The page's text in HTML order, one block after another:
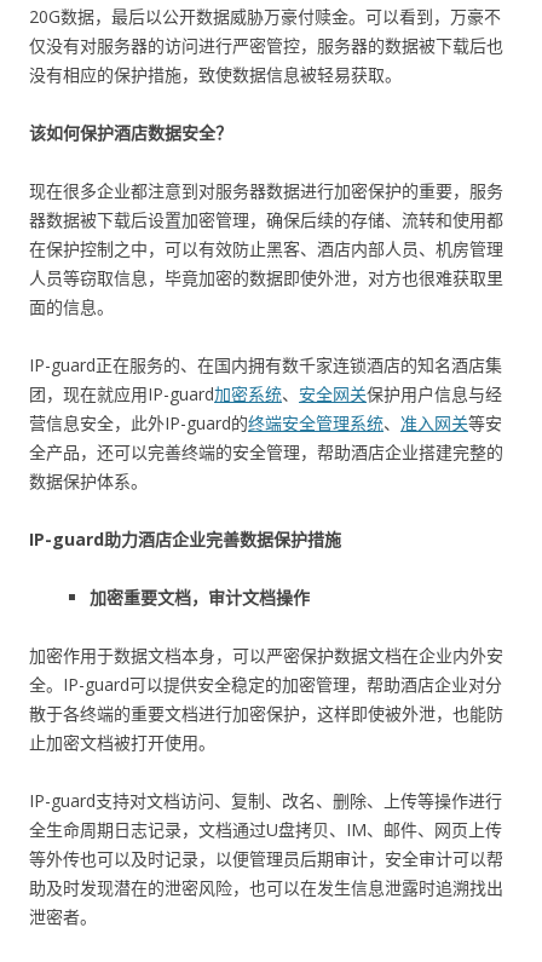
20G数据，最后以公开数据威胁万豪付赎金。可以看到，万豪不
仅没有对服务器的访问进行严密管控，服务器的数据被下载后也
没有相应的保护措施，致使数据信息被轻易获取。
该如何保护酒店数据安全？
现在很多企业都注意到对服务器数据进行加密保护的重要，服务
器数据被下载后设置加密管理，确保后续的存储、流转和使用都
在保护控制之中，可以有效防止黑客、酒店内部人员、机房管理
人员等窃取信息，毕竟加密的数据即使外泄，对方也很难获取里
面的信息。
IP-guard正在服务的、在国内拥有数千家连锁酒店的知名酒店集
团，现在就应用IP-guard加密系统、 安全网关保护用户信息与经
营信息安全，此外IP-guard的终端安全管理系统、 准入网关等安
全产品，还可以完善终端的安全管理，帮助酒店企业搭建完整的
数据保护体系。
IP-guard助力酒店企业完善数据保护措施
加密重要文档，审计文档操作
加密作用于数据文档本身，可以严密保护数据文档在企业内外安
全。IP-guard可以提供安全稳定的加密管理，帮助酒店企业对分
散于各终端的重要文档进行加密保护，这样即使被外泄，也能防
止加密文档被打开使用。
IP-guard支持对文档访问、复制、改名、删除、上传等操作进行
全生命周期日志记录，文档通过U盘拷贝、IM、邮件、网页上传
等外传也可以及时记录，以便管理员后期审计，安全审计可以帮
助及时发现潜在的泄密风险，也可以在发生信息泄露时追溯找出
泄密者。